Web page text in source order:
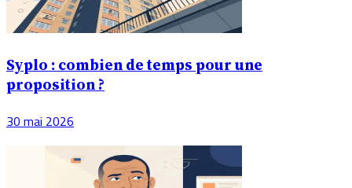
Syplo : combien de temps pour une
proposition ?
30 mai 2026